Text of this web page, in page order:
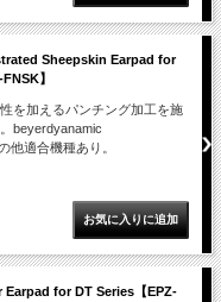
Sheepskin Earpad for
】
を加えるパンチング加工を施
beyerdyanamic
他適合機種あり。
for DT Series【EPZ-